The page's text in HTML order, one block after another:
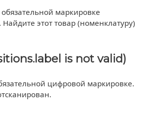
маркировке
этот товар (номенклатуру)
is not valid)
цифровой маркировке.